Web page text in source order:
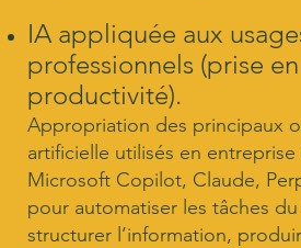
IA appliquée aux
professionnels (prise
productivité).
Appropriation des principaux
artificielle utilisés en entreprise
Microsoft Copilot, Claude,
pour automatiser les tâches
structurer l’information,